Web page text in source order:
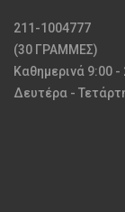
211-1004777
(30 ΓΡΑΜΜΕΣ)
Καθημερινά 9:00 -
Δευτέρα -